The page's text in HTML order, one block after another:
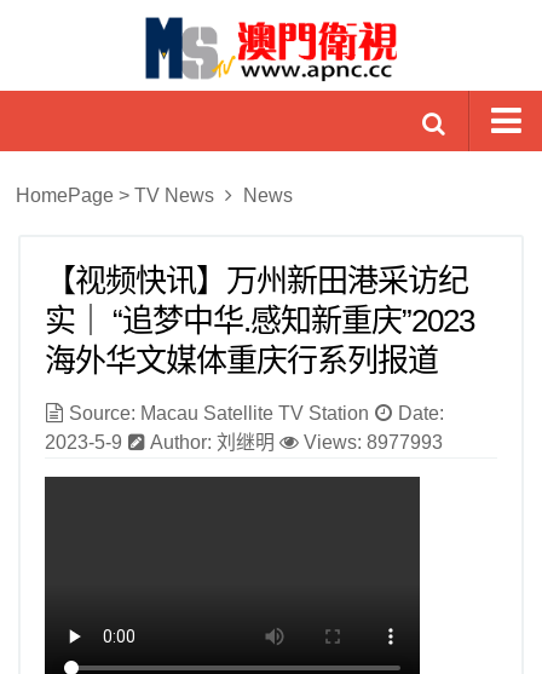
Global News
Macao News
Chinese News
China News
Culture News
HomePage >TV News News
【视频快讯】万州新田港采访纪
实｜ “追梦中华.感知新重庆”2023
海外华文媒体重庆行系列报道
Source: Macau Satellite TV Station
Date:
2023-5-9
Author: 刘继明 Views: 8977993